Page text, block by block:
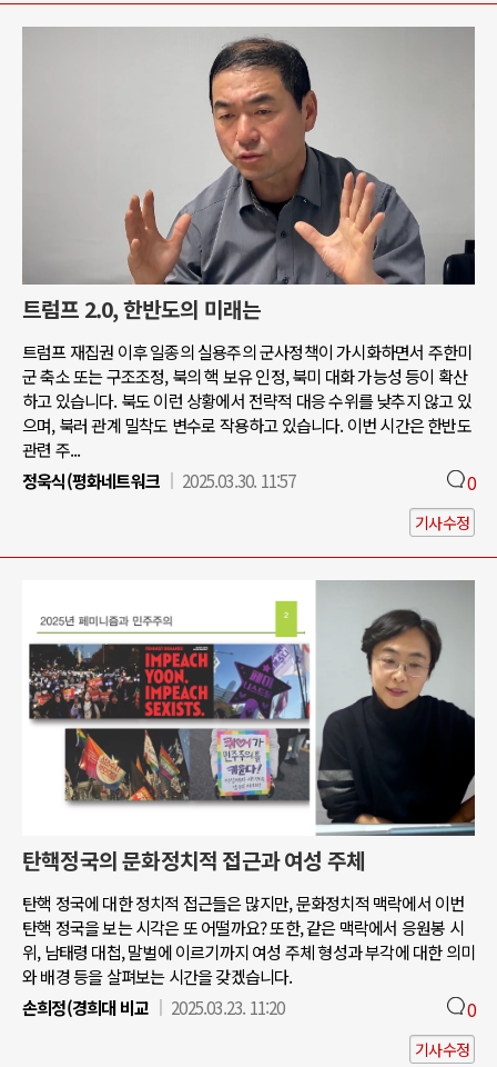
트럼프 2.0, 한반도의 미래는
트럼프 재집권 이후 일종의 실용주의 군사정책이 가시화하면서 주한미
군 축소 또는 구조조정, 북의 핵 보유 인정, 북미 대화 가능성 등이 확산
하고 있습니다. 북도 이런 상황에서 전략적 대응 수위를 낮추지 않고 있
으며, 북러 관계 밀착도 변수로 작용하고 있습니다. 이번 시간은 한반도
관련 주...
정욱식(평화네트워크
2025.03.30. 11:57 0
기사수정
탄핵정국의 문화정치적 접근과 여성 주체
탄핵 정국에 대한 정치적 접근들은 많지만, 문화정치적 맥락에서 이번
탄핵 정국을 보는 시각은 또 어떨까요? 또한, 같은 맥락에서 응원봉 시
위, 남태령 대첩, 말벌에 이르기까지 여성 주체 형성과 부각에 대한 의미
와 배경 등을 살펴보는 시간을 갖겠습니다.
손희정(경희대 비교
2025.03.23. 11:20 0
기사수정